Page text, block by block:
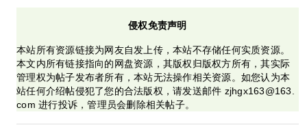
侵权免责声明
本站所有资源链接为网友自发上传，本站不存储任何实质资源。
本文内所有链接指向的网盘资源，其版权归版权方所有，其实际
管理权为帖子发布者所有，本站无法操作相关资源。如您认为本
站任何介绍帖侵犯了您的合法版权，请发送邮件 zjhgx163@163.
com 进行投诉，管理员会删除相关帖子。